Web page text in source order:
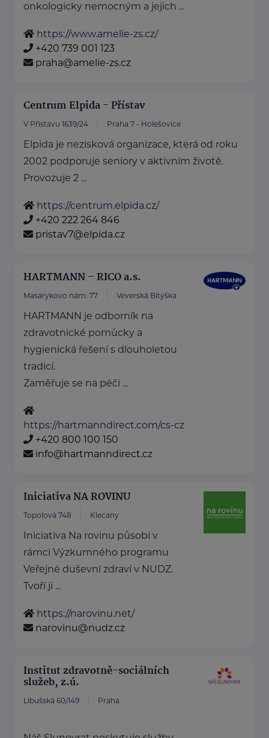
onkologicky nemocným a jejich ...
https://www.amelie-zs.cz/
+420 739 001 123
praha@amelie-zs.cz
Centrum Elpida - Přístav
V Přístavu 1639/24 Praha 7 - Holešovice
Elpida je nezisková organizace, která od roku
2002 podporuje seniory v aktivním životě.
Provozuje 2 ...
https://centrum.elpida.cz/
+420 222 264 846
pristav7@elpida.cz
HARTMANN – RICO a.s.
Masarykovo nám. 77 Veverská Bítýška
HARTMANN je odborník na
zdravotnické pomůcky a
hygienická řešení s dlouholetou
tradicí.
Zaměřuje se na péči ...
https://hartmanndirect.com/cs-cz
+420 800 100 150
info@hartmanndirect.cz
Iniciativa NA ROVINU
Topolová 748 Klecany
Iniciativa Na rovinu působí v
rámci Výzkumného programu
Veřejné duševní zdraví v NUDZ.
Tvoří ji ...
https://narovinu.net/
narovinu@nudz.cz
Institut zdravotně-sociálních
služeb, z.ú.
Libušská 60/149 Praha